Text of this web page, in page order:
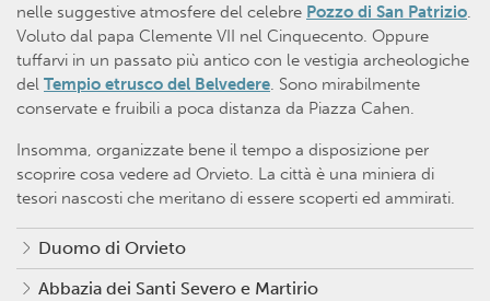
nelle suggestive atmosfere del celebre Pozzo di San Patrizio.
Voluto dal papa Clemente VII nel Cinquecento. Oppure
tuffarvi in un passato più antico con le vestigia archeologiche
del Tempio etrusco del Belvedere. Sono mirabilmente
conservate e fruibili a poca distanza da Piazza Cahen.
Insomma, organizzate bene il tempo a disposizione per
scoprire cosa vedere ad Orvieto. La città è una miniera di
tesori nascosti che meritano di essere scoperti ed ammirati.
Duomo di Orvieto
Abbazia dei Santi Severo e Martirio